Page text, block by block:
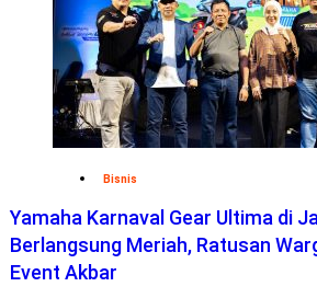
Bisnis
Yamaha Karnaval Gear Ultima di
Berlangsung Meriah, Ratusan
Event Akbar